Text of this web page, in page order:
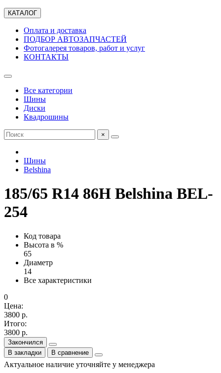
КАТАЛОГ
Оплата и доставка
ПОДБОР АВТОЗАПЧАСТЕЙ
Фотогалерея товаров, работ и услуг
КОНТАКТЫ
Все категории
Шины
Диски
Квадрошины
×
Шины
Belshina
185/65 R14 86H Belshina BEL-
254
Код товара
Высота в %
65
Диаметр
14
Все характеристики
0
Цена:
3800 р.
Итого:
3800 р.
Закончился
В закладки
В сравнение
Актуальное наличие уточняйте у менеджера